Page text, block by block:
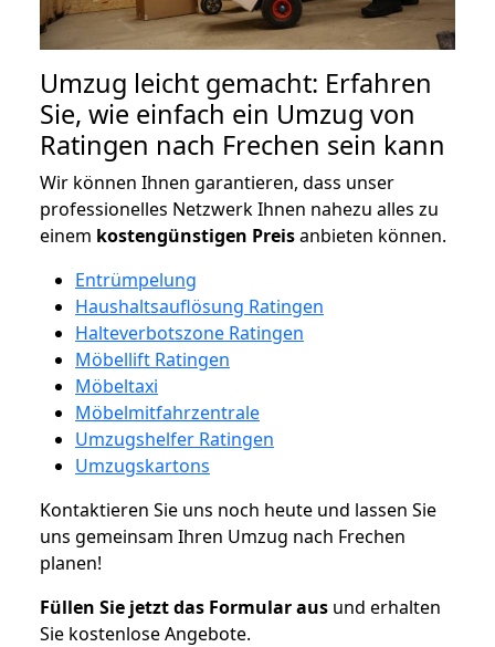
Umzug leicht gemacht: Erfahren
Sie, wie einfach ein Umzug von
Ratingen nach Frechen sein kann
Wir können Ihnen garantieren, dass unser
professionelles Netzwerk Ihnen nahezu alles zu
einem kostengünstigen Preisanbieten können.
Entrümpelung
Haushaltsauflösung Ratingen
Halteverbotszone Ratingen
Möbellift Ratingen
Möbeltaxi
Möbelmitfahrzentrale
Umzugshelfer Ratingen
Umzugskartons
Kontaktieren Sie uns noch heute und lassen Sie
uns gemeinsam Ihren Umzug nach Frechen
planen!
Füllen Sie jetzt das Formular aus und erhalten
Sie kostenlose Angebote.